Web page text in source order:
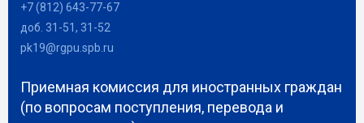
+7 (812) 643-77-67
доб. 31-51, 31-52
pk19@rgpu.spb.ru
Приемная комиссия для иностранных граждан
(по вопросам поступления, перевода и